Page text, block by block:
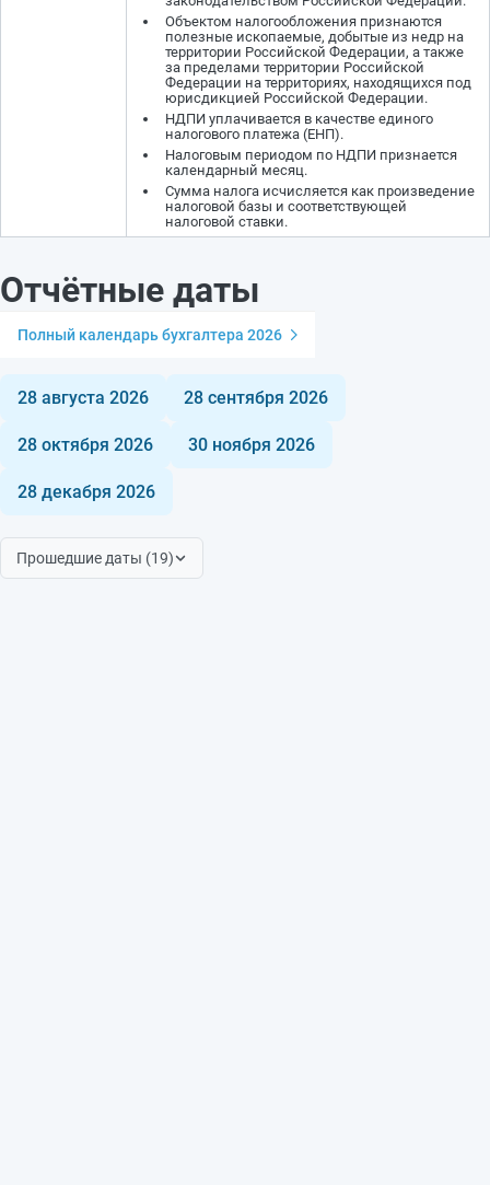
Объектом налогообложения признаются
полезные ископаемые, добытые из недр на
территории Российской Федерации, а также
за пределами территории Российской
Федерации на территориях, находящихся под
юрисдикцией Российской Федерации.
НДПИ уплачивается в качестве единого
налогового платежа (ЕНП).
Налоговым периодом по НДПИ признается
календарный месяц.
Сумма налога исчисляется как произведение
налоговой базы и соответствующей
налоговой ставки.
Отчётные даты
Полный календарь бухгалтера 2026
28 августа 2026 28 сентября 2026
28 октября 2026 30 ноября 2026
28 декабря 2026
Прошедшие даты (19)